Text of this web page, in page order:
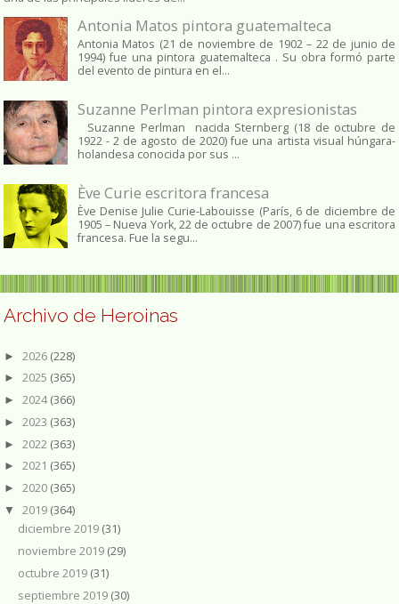
Antonia Matos pintora guatemalteca
Antonia Matos (21 de noviembre de 1902 – 22 de junio de
1994) fue una pintora guatemalteca . Su obra formó parte
del evento de pintura en el...
Suzanne Perlman pintora expresionistas
Suzanne Perlman nacida Sternberg (18 de octubre de
1922 - 2 de agosto de 2020) fue una artista visual húngara-
holandesa conocida por sus ...
Ève Curie escritora francesa
Ève Denise Julie Curie-Labouisse (París, 6 de diciembre de
1905 – Nueva York, 22 de octubre de 2007) fue una escritora
francesa. Fue la segu...
Archivo de Heroinas
► 2026 (228)
► 2025 (365)
► 2024(366)
► 2023 (363)
► 2022 (363)
► 2021 (365)
► 2020 (365)
▼ 2019 (364)
diciembre 2019 (31)
noviembre 2019 (29)
octubre 2019 (31)
septiembre 2019 (30)